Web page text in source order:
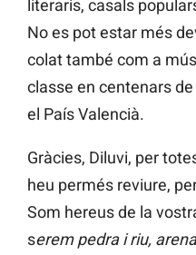
literaris, casals
No es pot estar més
colat també com a
classe en centenars
el País Valencià.
Gràcies, Diluvi, per
heu permés reviure,
Som hereus de la
serem pedra i riu,